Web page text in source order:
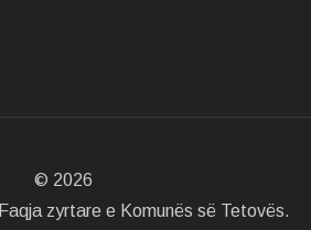
© 2026
zyrtare e Komunës së Tetovës.